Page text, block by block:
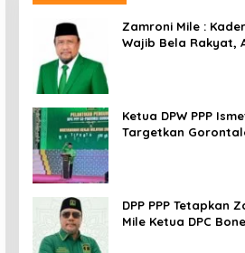
Zamroni Mile : Kader
Wajib Bela Rakyat,
Ketua DPW PPP
Targetkan
DPP PPP Tetapkan
Mile Ketua DPC